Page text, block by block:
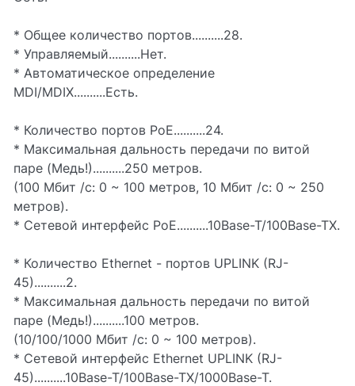
* Общее количество портов..........28.
* Управляемый..........Нет.
* Автоматическое определение
MDI/MDIX..........Есть.
* Количество портов PoE..........24.
* Максимальная дальность передачи по витой
паре (Медь!)..........250 метров.
(100 Мбит /с: 0 ~ 100 метров, 10 Мбит /с: 0 ~ 250
метров).
* Сетевой интерфейс PoE..........10Base-T/100Base-TX.
* Количество Ethernet - портов UPLINK (RJ-
45)..........2.
* Максимальная дальность передачи по витой
паре (Медь!)..........100 метров.
(10/100/1000 Мбит /с: 0 ~ 100 метров).
* Сетевой интерфейс Ethernet UPLINK (RJ-
45)..........10Base-T/100Base-TX/1000Base-T.